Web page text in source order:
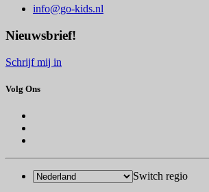
info@go-kids.nl
Nieuwsbrief!
Schrijf mij in
Volg Ons
Switch regio